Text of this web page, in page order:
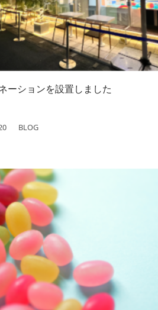
ーションを設置しました
BLOG